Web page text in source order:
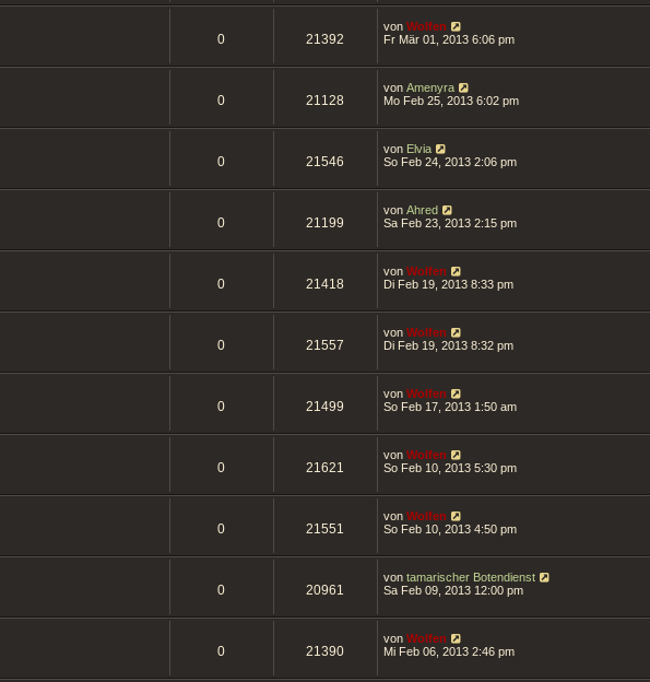
0 21392
von Wolfen
Fr Mär 01, 2013 6:06 pm
0 21128
von Amenyra
Mo Feb 25, 2013 6:02 pm
0 21546
von Elvia
So Feb 24, 2013 2:06 pm
0 21199
von Ahred
Sa Feb 23, 2013 2:15 pm
0 21418
von Wolfen
Di Feb 19, 2013 8:33 pm
0 21557
von Wolfen
Di Feb 19, 2013 8:32 pm
0 21499
von Wolfen
So Feb 17, 2013 1:50 am
0 21621
von Wolfen
So Feb 10, 2013 5:30 pm
0 21551
von Wolfen
So Feb 10, 2013 4:50 pm
0 20961
von tamarischer Botendienst
Sa Feb 09, 2013 12:00 pm
0 21390
von Wolfen
Mi Feb 06, 2013 2:46 pm